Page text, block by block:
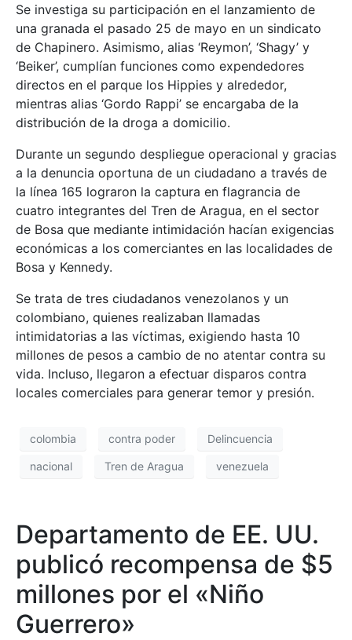
Se investiga su participación en el lanzamiento de
una granada el pasado 25 de mayo en un sindicato
de Chapinero. Asimismo, alias ‘Reymon’, ‘Shagy’ y
‘Beiker’, cumplían funciones como expendedores
directos en el parque los Hippies y alrededor,
mientras alias ‘Gordo Rappi’ se encargaba de la
distribución de la droga a domicilio.
Durante un segundo despliegue operacional y gracias
a la denuncia oportuna de un ciudadano a través de
la línea 165 lograron la captura en flagrancia de
cuatro integrantes del Tren de Aragua, en el sector
de Bosa que mediante intimidación hacían exigencias
económicas a los comerciantes en las localidades de
Bosa y Kennedy.
Se trata de tres ciudadanos venezolanos y un
colombiano, quienes realizaban llamadas
intimidatorias a las víctimas, exigiendo hasta 10
millones de pesos a cambio de no atentar contra su
vida. Incluso, llegaron a efectuar disparos contra
locales comerciales para generar temor y presión.
colombia contra poder Delincuencia
nacional Tren de Aragua venezuela
Departamento de EE. UU.
publicó recompensa de $5
millones por el «Niño
Guerrero»